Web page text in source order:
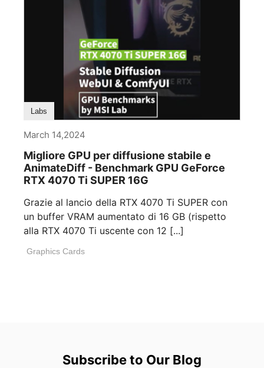
Labs
March 14,2024
Migliore GPU per diffusione stabile e
AnimateDiff - Benchmark GPU GeForce
RTX 4070 Ti SUPER 16G
Grazie al lancio della RTX 4070 Ti SUPER con
un buffer VRAM aumentato di 16 GB (rispetto
alla RTX 4070 Ti uscente con 12 [...]
Graphics Cards
Subscribe to Our Blog